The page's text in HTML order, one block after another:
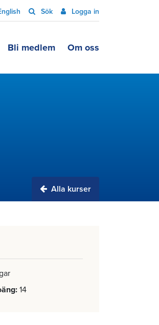
Sök Logga in
Bli medlem Om oss
Alla kurser
14